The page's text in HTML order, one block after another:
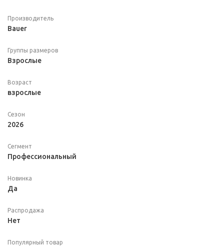
Производитель
Bauer
Группы размеров
Взрослые
Возраст
взрослые
Сезон
2026
Сегмент
Профессиональный
Новинка
Да
Распродажа
Нет
Популярный товар